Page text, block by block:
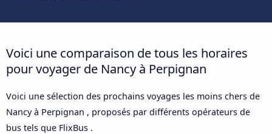
Voici une comparaison de tous les horaires
pour voyager de Nancy à Perpignan
Voici une sélection des prochains voyages les moins chers de
Nancy à Perpignan , proposés par différents opérateurs de
bus tels que FlixBus .